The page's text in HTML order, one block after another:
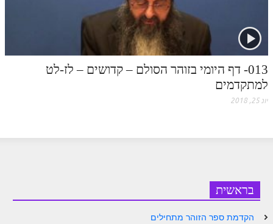
ספר הזוהר הקדוש פיקודי מתקדמים
ספר הזוהר – ויקרא
ספר הזוהר הקדוש זוהר ויקרא מתקדמים
זוהר צו מתחילים
ספר הזוהר פרשת תזריע למתחילים
ספר הזוהר פרשת תזריע למתקדמים
013- דף היומי בזוהר הסולם – קדושים – לז-לט
למתקדמים
יונ 25, 2018
בראשית
הקדמת ספר הזוהר מתחילים